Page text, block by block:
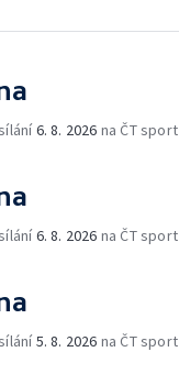
6. 8. 2026 na ČT sport
6. 8. 2026 na ČT sport
5. 8. 2026 na ČT sport